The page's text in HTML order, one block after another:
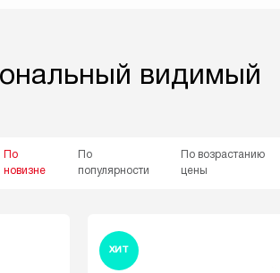
видимый
По
новизне
По
популярности
По возрастанию
цены
ХИТ